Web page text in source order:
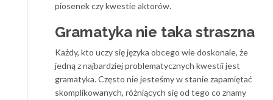
piosenek czy kwestie aktorów.
Gramatyka nie taka straszna
Każdy, kto uczy się języka obcego wie doskonale, że
jedną z najbardziej problematycznych kwestii jest
gramatyka. Często nie jesteśmy w stanie zapamiętać
skomplikowanych, różniących się od tego co znamy